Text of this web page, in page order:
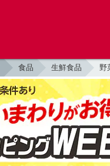
食品 生鮮食品 野